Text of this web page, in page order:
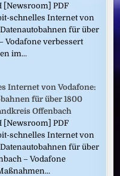
[Newsroom] PDF
schnelles Internet von
für über
Vodafone verbessert
im...
Internet von Vodafone:
für über 1800
Offenbach
[Newsroom] PDF
schnelles Internet von
für über
– Vodafone